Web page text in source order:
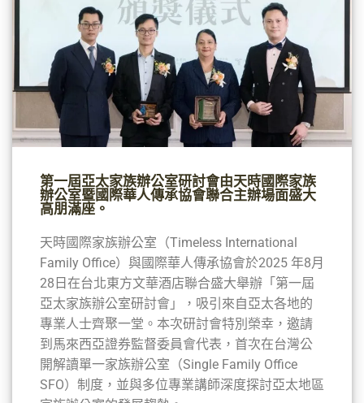
第一屆亞太家族辦公室研討會由天時國際家族
辦公室暨國際華人傳承協會聯合主辦場面盛大
高朋滿座。
天時國際家族辦公室（Timeless International
Family Office）與國際華人傳承協會於2025 年8月
28日在台北東方文華酒店聯合盛大舉辦「第一屆
亞太家族辦公室研討會」，吸引來自亞太各地的
專業人士齊聚一堂。本次研討會特別榮幸，邀請
到馬來西亞證券監督委員會代表，首次在台灣公
開解讀單一家族辦公室（Single Family Office
SFO）制度，並與多位專業講師深度探討亞太地區